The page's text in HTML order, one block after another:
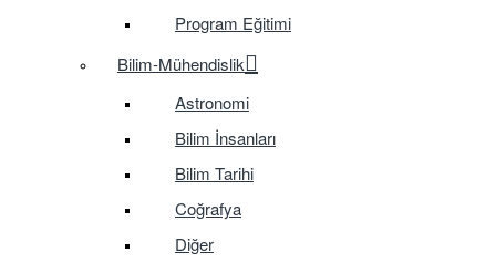
Program Eğitimi
Bilim-Mühendislik
Astronomi
Bilim İnsanları
Bilim Tarihi
Coğrafya
Diğer